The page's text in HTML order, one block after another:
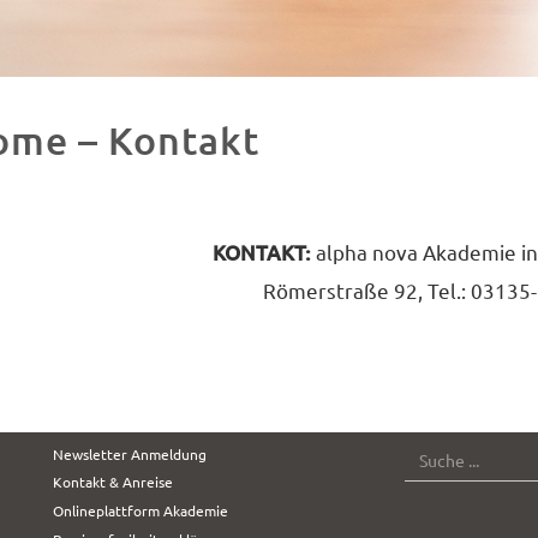
– Kontakt
KONTAKT:alpha nova Akademie
Römerstraße 92, Tel.:
Newsletter Anmeldung
Kontakt & Anreise
Onlineplattform Akademie
SUCHE